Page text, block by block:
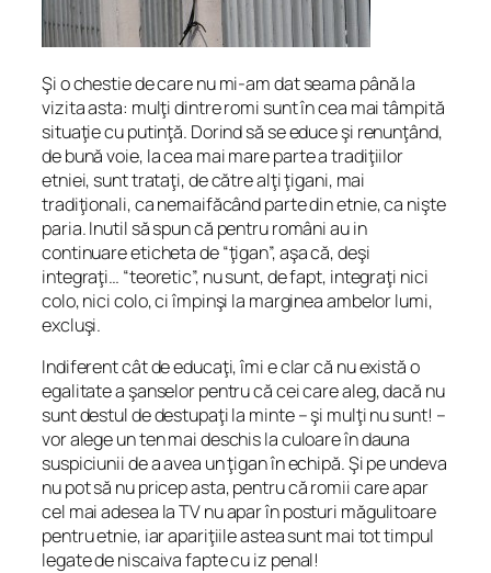
Şi o chestie de care nu mi-am dat seama până la
vizita asta: mulţi dintre romi sunt în cea mai tâmpită
situaţie cu putinţă. Dorind să se educe şi renunţând,
de bună voie, la cea mai mare parte a tradiţiilor
etniei, sunt trataţi, de către alţi ţigani, mai
tradiţionali, ca nemaifăcând parte din etnie, ca nişte
paria. Inutil să spun că pentru români au in
continuare eticheta de “ţigan”, aşa că, deşi
integraţi… “teoretic”, nu sunt, de fapt, integraţi nici
colo, nici colo, ci împinşi la marginea ambelor lumi,
excluşi.
Indiferent cât de educaţi, îmi e clar că nu există o
egalitate a şanselor pentru că cei care aleg, dacă nu
sunt destul de destupaţi la minte – şi mulţi nu sunt! –
vor alege un ten mai deschis la culoare în dauna
suspiciunii de a avea un ţigan în echipă. Şi pe undeva
nu pot să nu pricep asta, pentru că romii care apar
cel mai adesea la TV nu apar în posturi măgulitoare
pentru etnie, iar apariţiile astea sunt mai tot timpul
legate de niscaiva fapte cu iz penal!